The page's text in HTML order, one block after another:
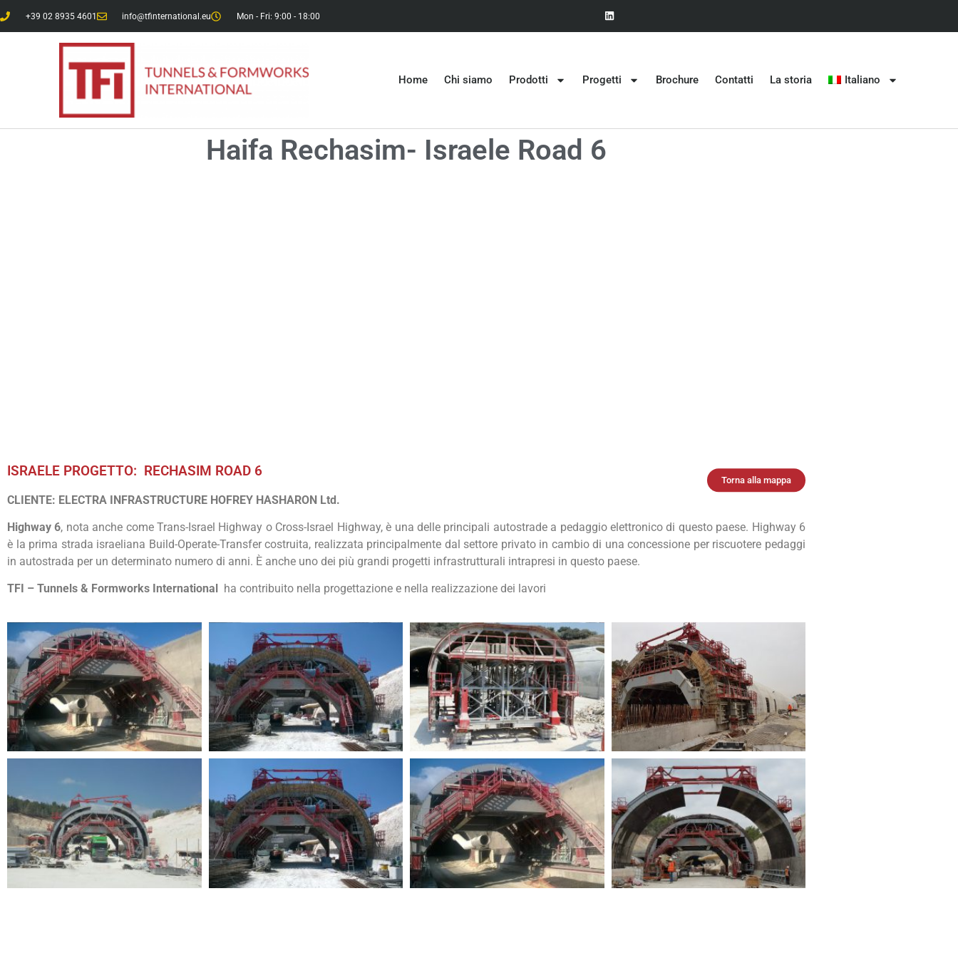
+39 02 8935 4601 info@tfinternational.eu Mon - Fri: 9:00 - 18:00
Home Chi siamo Prodotti Progetti Brochure Contatti La storia Italiano
Haifa Rechasim- Israele Road 6
Torna alla mappa
ISRAELE PROGETTO: RECHASIM ROAD 6
CLIENTE: ELECTRA INFRASTRUCTURE HOFREY HASHARON Ltd.
Highway 6, nota anche come Trans-Israel Highway o Cross-Israel Highway, è una delle principali autostrade a pedaggio elettronico di questo paese. Highway 6
è la prima strada israeliana Build-Operate-Transfer costruita, realizzata principalmente dal settore privato in cambio di una concessione per riscuotere pedaggi
in autostrada per un determinato numero di anni. È anche uno dei più grandi progetti infrastrutturali intrapresi in questo paese.
TFI – Tunnels & Formworks International ha contribuito nella progettazione e nella realizzazione dei lavori